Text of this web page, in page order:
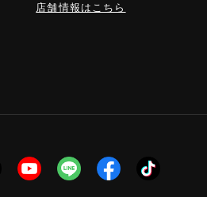
店舗情報はこちら